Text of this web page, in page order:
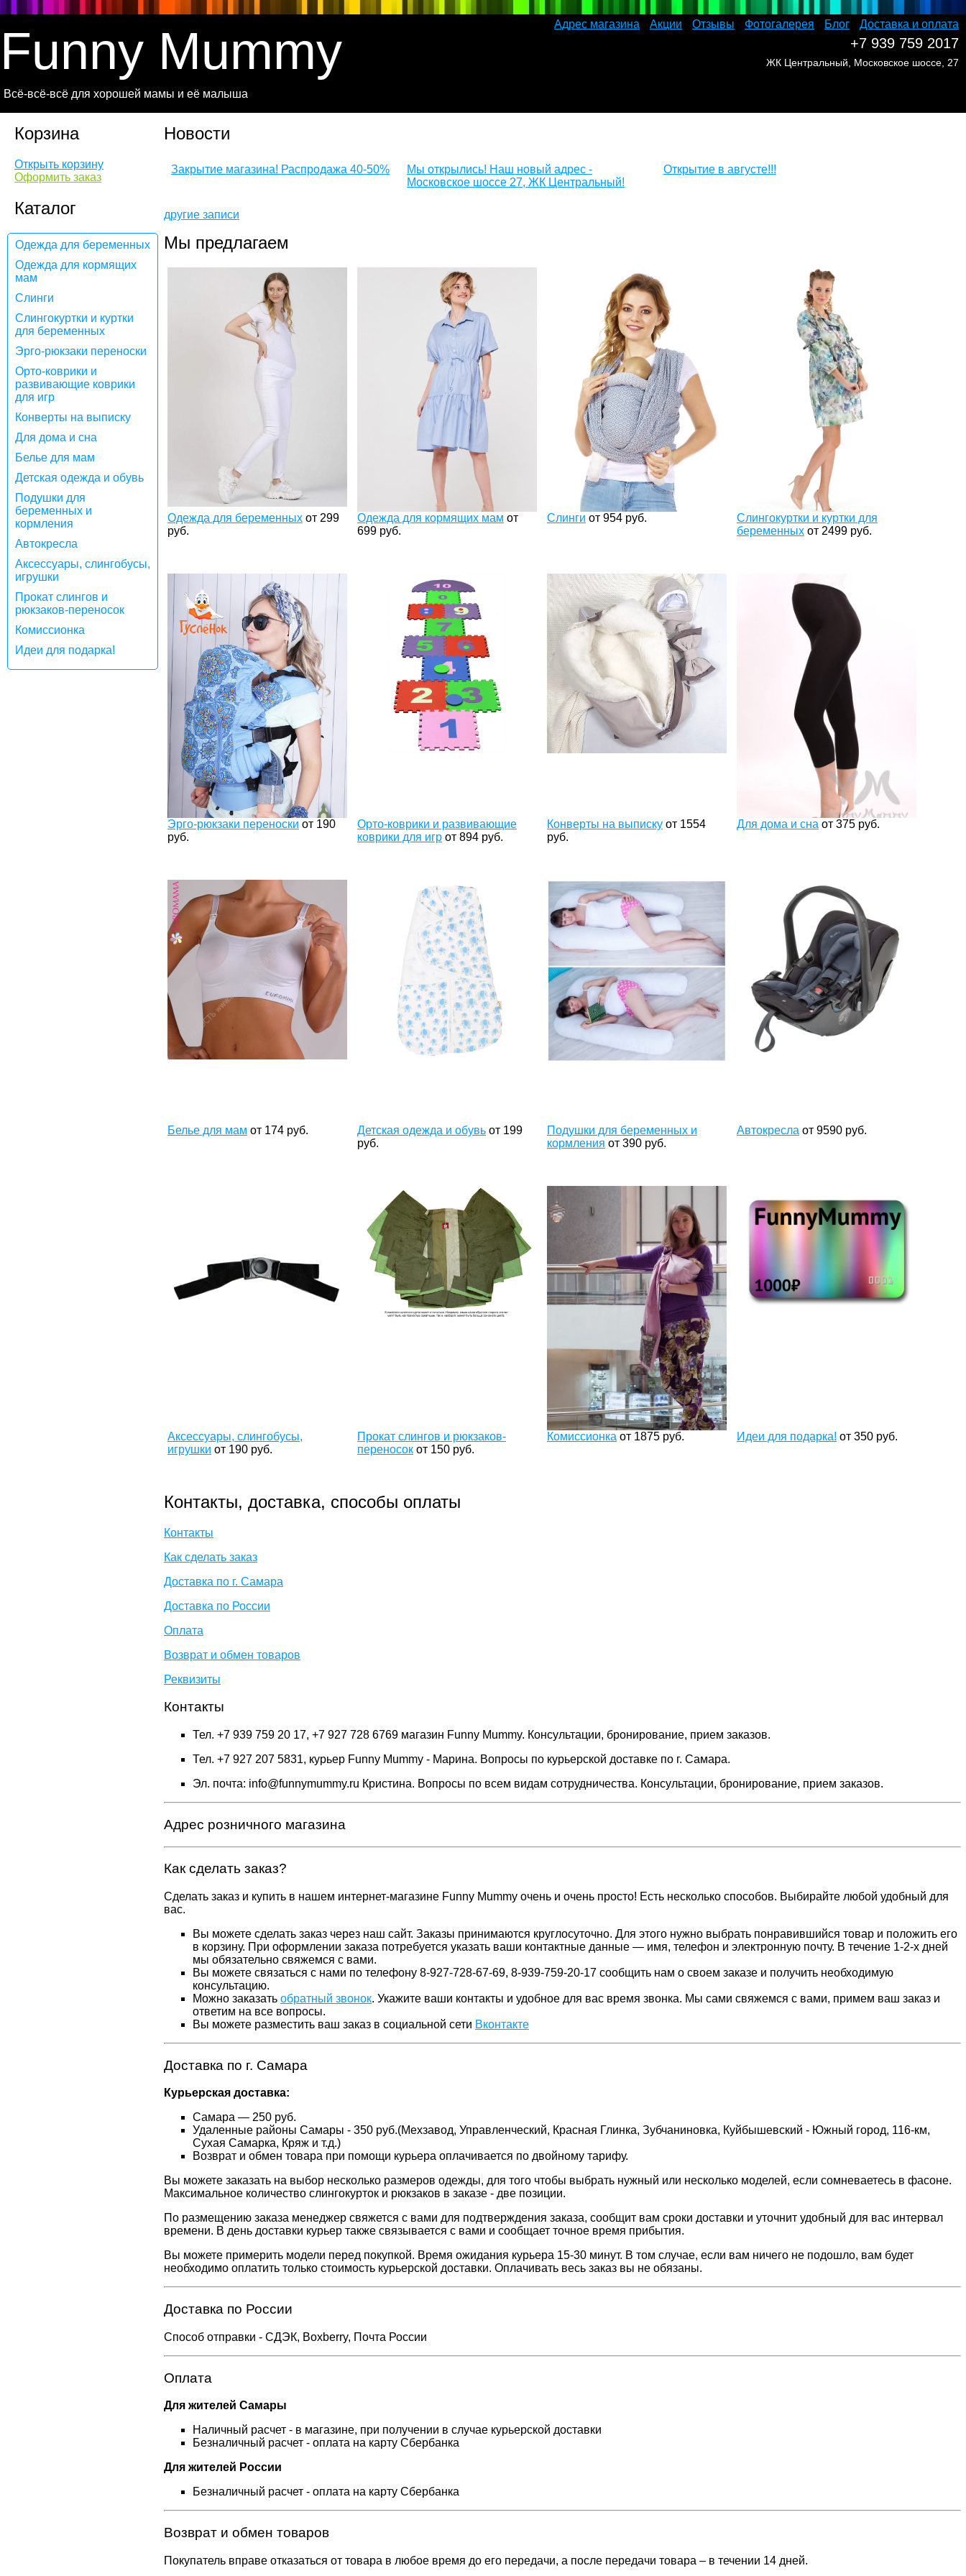
Адрес магазина Акции Отзывы Фотогалерея Блог Доставка и оплата
Funny Mummy
Всё-всё-всё для хорошей мамы и её малыша
Корзина
Открыть корзину
Оформить заказ
Каталог
Одежда для беременных
Одежда для кормящих
мам
Слинги
Слингокуртки и куртки
для беременных
Эрго-рюкзаки переноски
Орто-коврики и
развивающие коврики
для игр
Конверты на выписку
Для дома и сна
Белье для мам
Детская одежда и обувь
Подушки для
беременных и
кормления
Автокресла
Аксессуары, слингобусы,
игрушки
Прокат слингов и
рюкзаков-переносок
Комиссионка
Идеи для подарка!
Новости
Закрытие магазина! Распродажа 40-50%
Мы открылись! Наш новый адрес -
Московское шоссе 27, ЖК Центральный!
Открытие в августе!!!
другие записи
Мы предлагаем
Одежда для беременных от 299
руб.
Одежда для кормящих мам от
699 руб.
Слинги от 954 руб.
Слингокуртки и куртки для
беременных от 2499 руб.
Эрго-рюкзаки переноски от 190
руб.
Орто-коврики и развивающие
коврики для игр от 894 руб.
Конверты на выписку от 1554
руб.
Для дома и сна от 375 руб.
Белье для мам от 174 руб. Детская одежда и обувь от 199
руб.
Подушки для беременных и
кормления от 390 руб.
Автокресла от 9590 руб.
Аксессуары, слингобусы,
игрушки от 190 руб.
Прокат слингов и рюкзаков-
переносок от 150 руб.
Комиссионка от 1875 руб. Идеи для подарка! от 350 руб.
Контакты, доставка, способы оплаты
Контакты
Как сделать заказ
Доставка по г. Самара
Доставка по России
Оплата
Возврат и обмен товаров
Реквизиты
Контакты
Тел. +7 939 759 20 17, +7 927 728 6769 магазин Funny Mummy. Консультации, бронирование, прием заказов.
Тел. +7 927 207 5831, курьер Funny Mummy - Марина. Вопросы по курьерской доставке по г. Самара.
Эл. почта: info@funnymummy.ru Кристина. Вопросы по всем видам сотрудничества. Консультации, бронирование, прием заказов.
Адрес розничного магазина
Как сделать заказ?
Сделать заказ и купить в нашем интернет-магазине Funny Mummy очень и очень просто! Есть несколько способов. Выбирайте любой удобный для
вас.
Вы можете сделать заказ через наш сайт. Заказы принимаются круглосуточно. Для этого нужно выбрать понравившийся товар и положить его
в корзину. При оформлении заказа потребуется указать ваши контактные данные — имя, телефон и электронную почту. В течение 1-2-х дней
мы обязательно свяжемся с вами.
Вы можете связаться с нами по телефону 8-927-728-67-69, 8-939-759-20-17 сообщить нам о своем заказе и получить необходимую
консультацию.
Можно заказать обратный звонок. Укажите ваши контакты и удобное для вас время звонка. Мы сами свяжемся с вами, примем ваш заказ и
ответим на все вопросы.
Вы можете разместить ваш заказ в социальной сети Вконтакте
Доставка по г. Самара
Курьерская доставка:
Самара — 250 руб.
Удаленные районы Самары - 350 руб.(Мехзавод, Управленческий, Красная Глинка, Зубчаниновка, Куйбышевский - Южный город, 116-км,
Сухая Самарка, Кряж и т.д.)
Возврат и обмен товара при помощи курьера оплачивается по двойному тарифу.
Вы можете заказать на выбор несколько размеров одежды, для того чтобы выбрать нужный или несколько моделей, если сомневаетесь в фасоне.
Максимальное количество слингокурток и рюкзаков в заказе - две позиции.
По размещению заказа менеджер свяжется с вами для подтверждения заказа, сообщит вам сроки доставки и уточнит удобный для вас интервал
времени. В день доставки курьер также связывается с вами и сообщает точное время прибытия.
Вы можете примерить модели перед покупкой. Время ожидания курьера 15-30 минут. В том случае, если вам ничего не подошло, вам будет
необходимо оплатить только стоимость курьерской доставки. Оплачивать весь заказ вы не обязаны.
Доставка по России
Способ отправки - СДЭК, Boxberry, Почта России
Оплата
Для жителей Самары
Наличный расчет - в магазине, при получении в случае курьерской доставки
Безналичный расчет - оплата на карту Сбербанка
Для жителей России
Безналичный расчет - оплата на карту Сбербанка
Возврат и обмен товаров
Покупатель вправе отказаться от товара в любое время до его передачи, а после передачи товара – в течении 14 дней.
+7 939 759 2017
ЖК Центральный, Московское шоссе, 27